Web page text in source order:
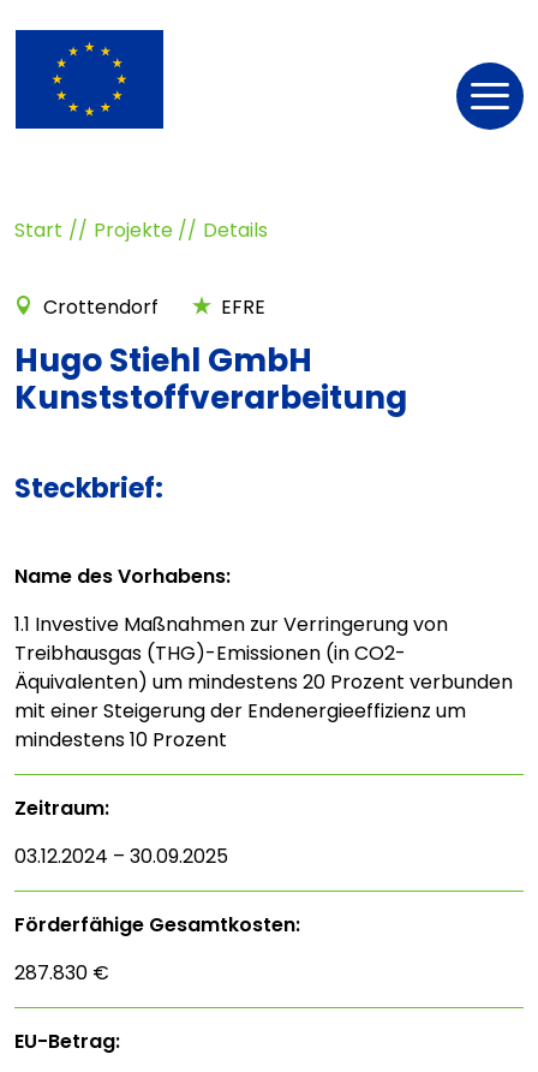
Start Projekte Details
Crottendorf EFRE
Hugo Stiehl GmbH
Kunststoffverarbeitung
Steckbrief:
Name des Vorhabens:
1.1 Investive Maßnahmen zur Verringerung von
Treibhausgas (THG)-Emissionen (in CO2-
Äquivalenten) um mindestens 20 Prozent verbunden
mit einer Steigerung der Endenergieeffizienz um
mindestens 10 Prozent
Zeitraum:
03.12.2024 – 30.09.2025
Förderfähige Gesamtkosten:
287.830 €
EU-Betrag: